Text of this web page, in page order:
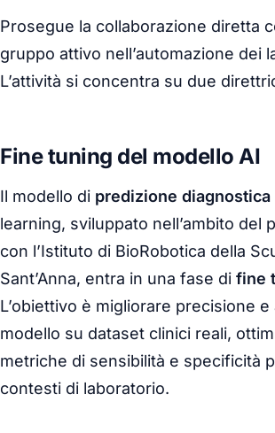
Prosegue la collaborazione diretta
gruppo attivo nell’automazione dei
L’attività si concentra su due
Fine tuning del modello AI
Il modello di predizione diagnostica
learning, sviluppato nell’ambito del
con l’Istituto di BioRobotica della
Sant’Anna, entra in una fase di fine
L’obiettivo è migliorare precisione
modello su dataset clinici reali,
metriche di sensibilità e specificità
contesti di laboratorio.